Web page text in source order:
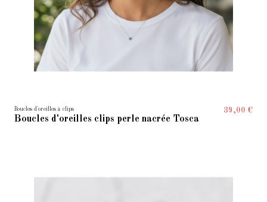
Boucles d'oreilles à clips
Boucles d'oreilles clips perle nacrée Tosca
39,00 €